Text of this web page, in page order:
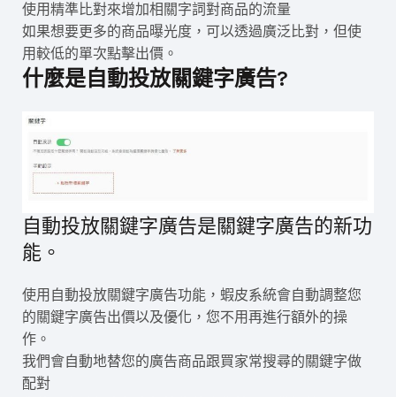
使用精準比對來增加相關字詞對商品的流量
如果想要更多的商品曝光度，可以透過廣泛比對，但使
用較低的單次點擊出價。
什麼是自動投放關鍵字廣告?
自動投放關鍵字廣告是關鍵字廣告的新功
能。
使用自動投放關鍵字廣告功能，蝦皮系統會自動調整您
的關鍵字廣告出價以及優化，您不用再進行額外的操
作。
我們會自動地替您的廣告商品跟買家常搜尋的關鍵字做
配對